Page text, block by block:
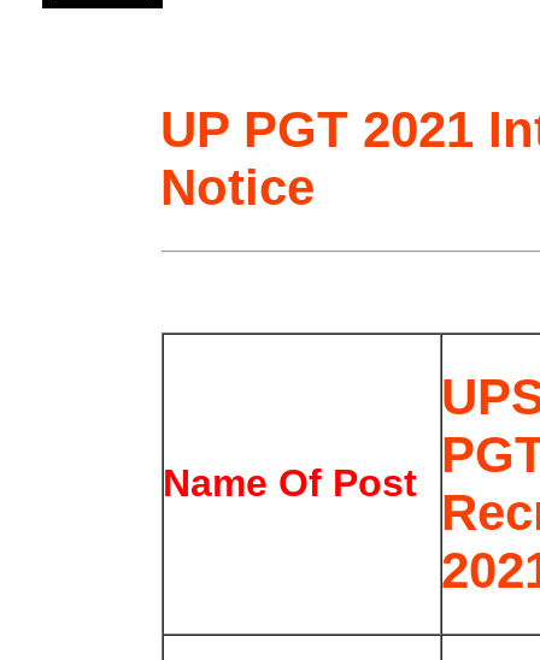
UP PGT 2021
Notice
Name Of Post